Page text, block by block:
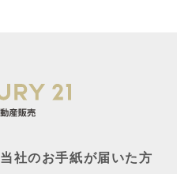
当社のお手紙が届いた方